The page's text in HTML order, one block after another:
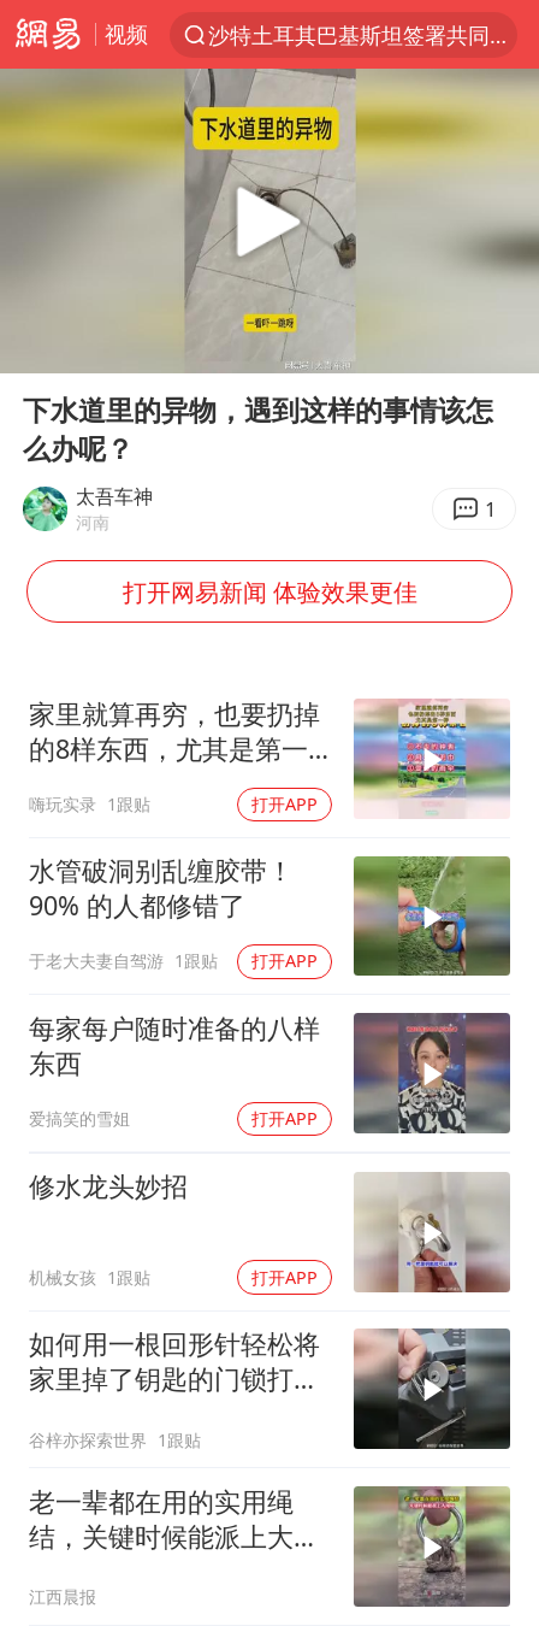
视频
沙特土耳其巴基斯坦签署共同防务协议
“电影+”如何激发千亿级消费新活力？
泉州市委书记张毅恭被查
台风白海豚或吞并鲸鱼 登陆地点更新
中巨芯：上半年归母净利润1405.77万元
胡彦斌韩磊 谁帮谁
胡彦斌获《歌手2026》歌王
38岁演员求职万岁山NPC成功
我国外贸延续良好增长态势
胜宏科技：股票交易异常波动
夯实基础开新局
Play
下水道里的异物，遇到这样的事情该怎
么办呢？
太吾车神
河南 1
打开网易新闻 体验效果更佳
家里就算再穷，也要扔掉
的8样东西，尤其是第一
嗨玩实录 1跟贴 打开APP
水管破洞别乱缠胶带！
90% 的人都修错了
于老大夫妻自驾游 1跟贴 打开APP
每家每户随时准备的八样
东西
爱搞笑的雪姐 打开APP
修水龙头妙招
机械女孩 1跟贴 打开APP
如何用一根回形针轻松将
家里掉了钥匙的门锁打
谷梓亦探索世界 1跟贴
老一辈都在用的实用绳
结，关键时候能派上大用
江西晨报